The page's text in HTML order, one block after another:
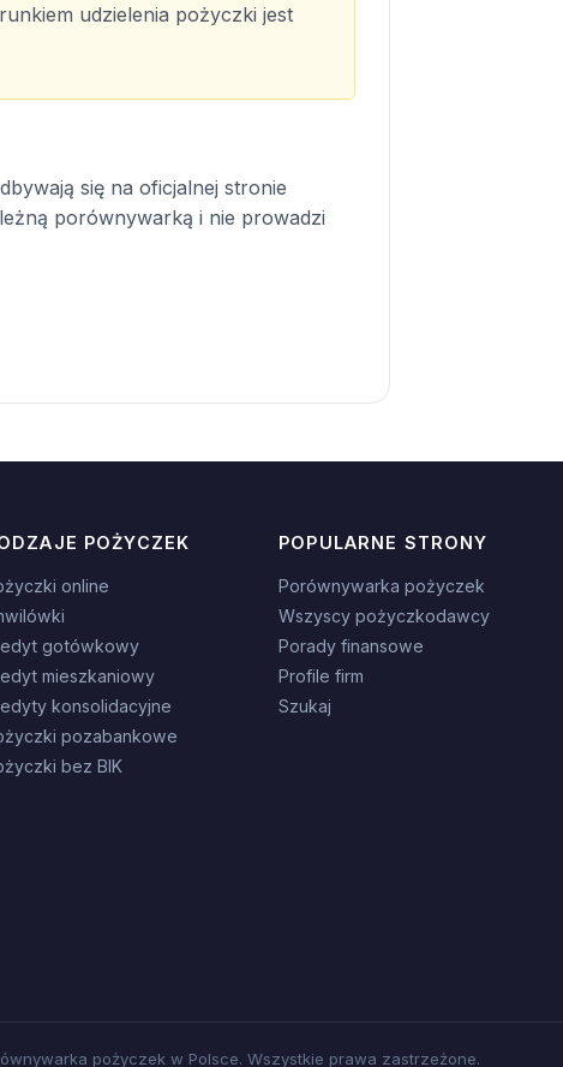
udzielenia pożyczki jest
się na oficjalnej stronie
porównywarką i nie prowadzi
POŻYCZEK
online
gotówkowy
mieszkaniowy
konsolidacyjne
pozabankowe
bez BIK
POPULARNE STRONY
Porównywarka pożyczek
Wszyscy pożyczkodawcy
Porady finansowe
Profile firm
Szukaj
pożyczek w Polsce. Wszystkie prawa zastrzeżone.